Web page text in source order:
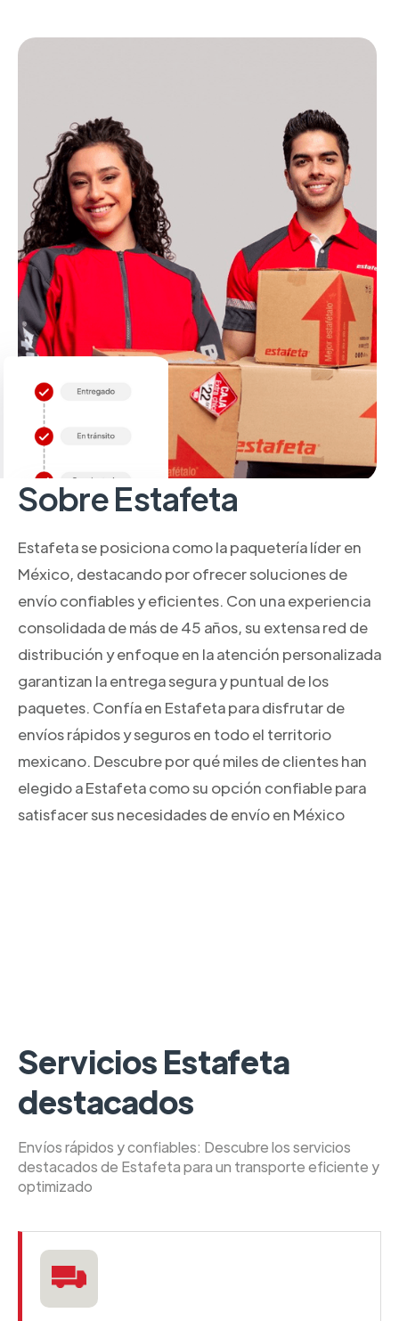
Sobre Estafeta
Estafeta se posiciona como la paquetería líder en
México, destacando por ofrecer soluciones de
envío confiables y eficientes. Con una experiencia
consolidada de más de 45 años, su extensa red de
distribución y enfoque en la atención personalizada
garantizan la entrega segura y puntual de los
paquetes. Confía en Estafeta para disfrutar de
envíos rápidos y seguros en todo el territorio
mexicano. Descubre por qué miles de clientes han
elegido a Estafeta como su opción confiable para
satisfacer sus necesidades de envío en México
Servicios Estafeta
destacados
Envíos rápidos y confiables: Descubre los servicios
destacados de Estafeta para un transporte eficiente y
optimizado